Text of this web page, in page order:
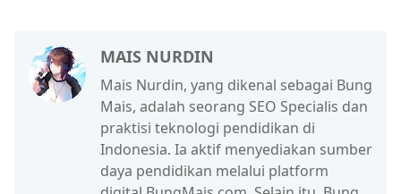
MAIS NURDIN
Mais Nurdin, yang dikenal sebagai Bung
Mais, adalah seorang SEO Specialis dan
praktisi teknologi pendidikan di
Indonesia. Ia aktif menyediakan sumber
daya pendidikan melalui platform